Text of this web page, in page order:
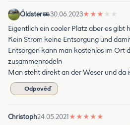
Öldster 30.06.2023★ ★ ★ ★ ★
Eigentlich ein cooler Platz aber es gibt
Kein Strom keine Entsorgung und
Entsorgen kann man kostenlos im Ort
zusammenrödeln
Man steht direkt an der Weser und da
Odpověď
Christoph24.05.2021 ★ ★ ★ ★ ★